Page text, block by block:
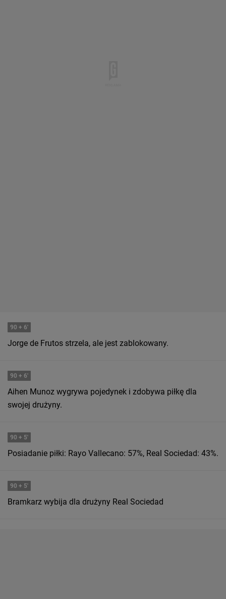
90 + 6'
Jorge de Frutos strzela, ale jest zablokowany.
90 + 6'
Aihen Munoz wygrywa pojedynek i zdobywa piłkę dla
swojej drużyny.
90 + 5'
Posiadanie piłki: Rayo Vallecano: 57%, Real Sociedad: 43%.
90 + 5'
Bramkarz wybija dla drużyny Real Sociedad